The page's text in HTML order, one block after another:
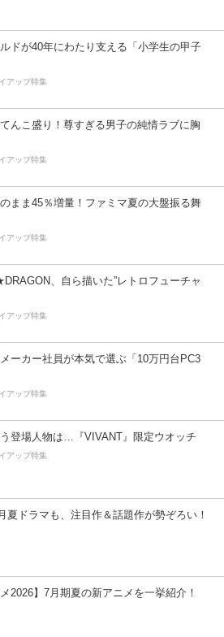
ドが40年にわたり支える「小学生の甲子
アップ特集
んこ盛り！尊すぎる男子の純情ラブに胸
アップ特集
まま45％増量！ファミマ夏の大盤振る舞
アップ特集
、自ら描いた”レトロフューチャ
アップ特集
ーカー社員が本気で選ぶ「10万円台PC3
アップ特集
登場人物は…『VIVANT』限定ウオッチ
アップ特集
夏ドラマも、注目作＆話題作が勢ぞろい！
メ2026】7月期夏の新アニメを一挙紹介！